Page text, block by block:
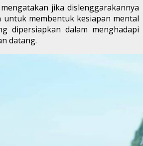
jika dislenggarakannya
membentuk kesiapan mental
dipersiapkan dalam menghadapi
datang.